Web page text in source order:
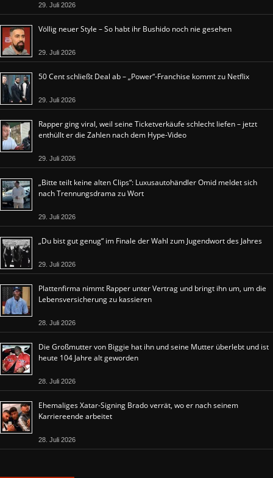
29. Juli 2026
Völlig neuer Style – So habt ihr Bushido noch nie gesehen
29. Juli 2026
50 Cent schließt Deal ab – „Power“-Franchise kommt zu Netflix
29. Juli 2026
Rapper ging viral, weil seine Ticketverkäufe schlecht liefen – jetzt
enthüllt er die Zahlen nach dem Hype-Video
29. Juli 2026
„Bitte teilt keine alten Clips“: Luxusautohändler Omid meldet sich
nach Trennungsdrama zu Wort
29. Juli 2026
„Du bist gut genug“ im Finale der Wahl zum Jugendwort des Jahres
29. Juli 2026
Plattenfirma nimmt Rapper unter Vertrag und bringt ihn um, um die
Lebensversicherung zu kassieren
28. Juli 2026
Die Großmutter von Biggie hat ihn und seine Mutter überlebt und ist
heute 104 Jahre alt geworden
28. Juli 2026
Ehemaliges Xatar-Signing Brado verrät, wo er nach seinem
Karriereende arbeitet
28. Juli 2026